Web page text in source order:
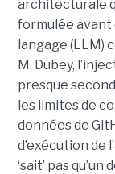
architecturale
formulée avant
langage (LLM)
M. Dubey,
presque
les limites de
données de
d’exécution de
‘sait’ pas